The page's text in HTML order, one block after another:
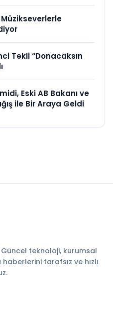
Tekli “Donacaksın
Eski AB Bakanı ve
ile Bir Araya Geldi
teknoloji, kurumsal
tarafsız ve hızlı